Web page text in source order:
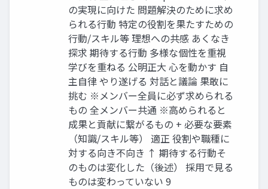
の実現に向けた 問題解決のために求め
られる⾏動 特定の役割を果たすための
⾏動/スキル等 理想への共感 あくなき
探求 期待する⾏動 多様な個性を重視
学びを重ねる 公明正⼤ ⼼を動かす ⾃
主⾃律 やり遂げる 対話と議論 果敢に
挑む ※メンバー全員に必ず求められる
もの 全メンバー共通 ※⾼められると
成果と貢献に繋がるもの + 必要な要素
（知識/スキル等） 適正 役割や職種に
対する向き不向き ↑ 期待する⾏動そ
のものは変化した（後述） 採⽤で⾒る
ものは変わっていない 9